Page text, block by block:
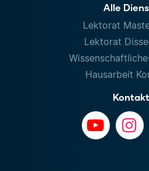
Alle
Lektorat
Lektorat
Hausarbeit
Kontakt